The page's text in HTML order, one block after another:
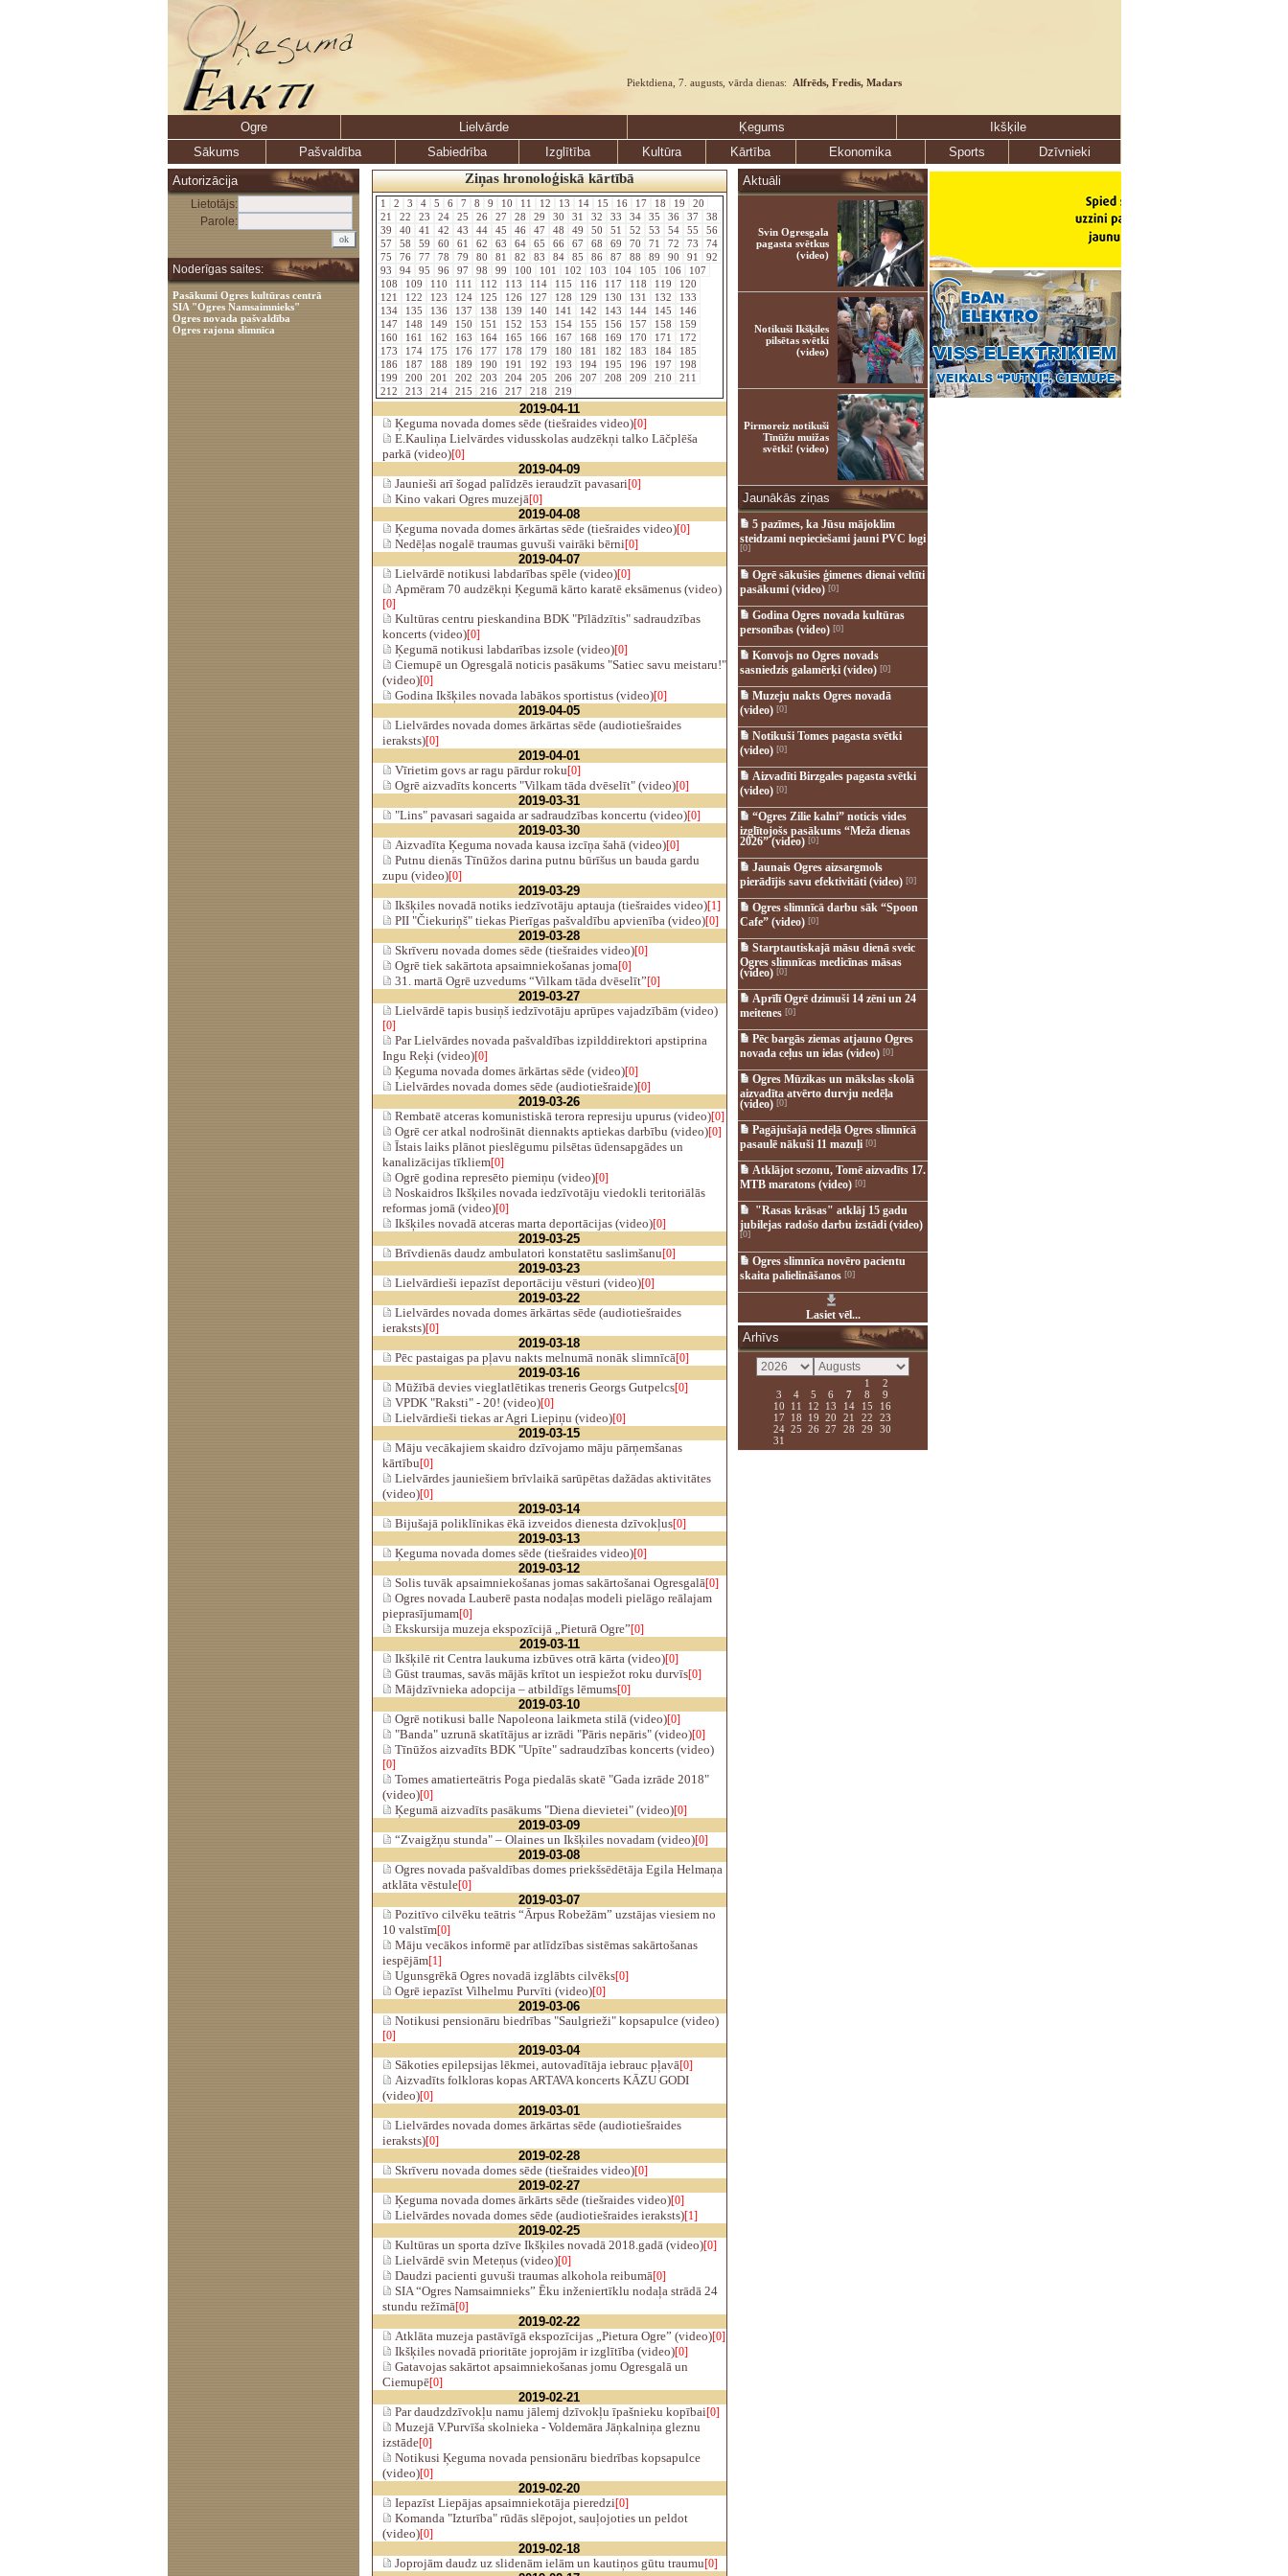
Piektdiena, 7. augusts, vārda dienas: Alfrēds, Fredis, Madars
Ogre Lielvārde Ķegums
Ikšķile
Sākums
Pašvaldība Sabiedrība Izglītība Kultūra Kārtība Ekonomika Sports
Dzīvnieki
Autorizācija
Lietotājs:
Parole:
Noderīgas saites:
Pasākumi Ogres kultūras centrā
SIA "Ogres Namsaimnieks"
Ogres novada pašvaldība
Ogres rajona slimnīca
Ziņas hronoloģiskā kārtībā
1 2 3 4 5 6 7 8 9 10 11 12 13 14 15 16 17 18 19
20
21
22 23 24 25 26 27 28 29 30 31 32 33 34 35 36 37
38
39
40 41 42 43 44 45 46 47 48 49 50 51 52 53 54 55
56
57
58 59 60 61 62 63 64 65 66 67 68 69 70 71 72 73
74
75
76 77 78 79 80 81 82 83 84 85 86 87 88 89 90 91
92
93
94 95 96 97 98 99 100 101 102 103 104 105 106
107
108
109 110 111 112 113 114 115 116 117 118 119
120
121
122 123 124 125 126 127 128 129 130 131 132
133
134
135 136 137 138 139 140 141 142 143 144 145
146
147
148 149 150 151 152 153 154 155 156 157 158
159
160
161 162 163 164 165 166 167 168 169 170 171
172
173
174 175 176 177 178 179 180 181 182 183 184
185
186
187 188 189 190 191 192 193 194 195 196 197
198
199
200 201 202 203 204 205 206 207 208 209 210
211
212
213 214 215 216 217 218 219
2019-04-11
Ķeguma novada domes sēde (tiešraides video)[0]
E.Kauliņa Lielvārdes vidusskolas audzēkņi talko Lāčplēša
parkā (video)[0]
2019-04-09
Jaunieši arī šogad palīdzēs ieraudzīt pavasari[0]
Kino vakari Ogres muzejā[0]
2019-04-08
Ķeguma novada domes ārkārtas sēde (tiešraides video)[0]
Nedēļas nogalē traumas guvuši vairāki bērni[0]
2019-04-07
Lielvārdē notikusi labdarības spēle (video)[0]
Apmēram 70 audzēkņi Ķegumā kārto karatē eksāmenus (video)
[0]
Kultūras centru pieskandina BDK "Pīlādzītis" sadraudzības
koncerts (video)[0]
Ķegumā notikusi labdarības izsole (video)[0]
Ciemupē un Ogresgalā noticis pasākums "Satiec savu meistaru!"
(video)[0]
Godina Ikšķiles novada labākos sportistus (video)[0]
2019-04-05
Lielvārdes novada domes ārkārtas sēde (audiotiešraides
ieraksts)[0]
2019-04-01
Vīrietim govs ar ragu pārdur roku[0]
Ogrē aizvadīts koncerts "Vilkam tāda dvēselīt" (video)[0]
2019-03-31
"Lins" pavasari sagaida ar sadraudzības koncertu (video)[0]
2019-03-30
Aizvadīta Ķeguma novada kausa izcīņa šahā (video)[0]
Putnu dienās Tīnūžos darina putnu būrīšus un bauda gardu
zupu (video)[0]
2019-03-29
Ikšķiles novadā notiks iedzīvotāju aptauja (tiešraides video)[1]
PII "Čiekuriņš" tiekas Pierīgas pašvaldību apvienība (video)[0]
2019-03-28
Skrīveru novada domes sēde (tiešraides video)[0]
Ogrē tiek sakārtota apsaimniekošanas joma[0]
31. martā Ogrē uzvedums “Vilkam tāda dvēselīt”[0]
2019-03-27
Lielvārdē tapis busiņš iedzīvotāju aprūpes vajadzībām (video)
[0]
Par Lielvārdes novada pašvaldības izpilddirektori apstiprina
Ingu Reķi (video)[0]
Ķeguma novada domes ārkārtas sēde (video)[0]
Lielvārdes novada domes sēde (audiotiešraide)[0]
2019-03-26
Rembatē atceras komunistiskā terora represiju upurus (video)[0]
Ogrē cer atkal nodrošināt diennakts aptiekas darbību (video)[0]
Īstais laiks plānot pieslēgumu pilsētas ūdensapgādes un
kanalizācijas tīkliem[0]
Ogrē godina represēto piemiņu (video)[0]
Noskaidros Ikšķiles novada iedzīvotāju viedokli teritoriālās
reformas jomā (video)[0]
Ikšķiles novadā atceras marta deportācijas (video)[0]
2019-03-25
Brīvdienās daudz ambulatori konstatētu saslimšanu[0]
2019-03-23
Lielvārdieši iepazīst deportāciju vēsturi (video)[0]
2019-03-22
Lielvārdes novada domes ārkārtas sēde (audiotiešraides
ieraksts)[0]
2019-03-18
Pēc pastaigas pa pļavu nakts melnumā nonāk slimnīcā[0]
2019-03-16
Mūžībā devies vieglatlētikas treneris Georgs Gutpelcs[0]
VPDK "Raksti" - 20! (video)[0]
Lielvārdieši tiekas ar Agri Liepiņu (video)[0]
2019-03-15
Māju vecākajiem skaidro dzīvojamo māju pārņemšanas
kārtību[0]
Lielvārdes jauniešiem brīvlaikā sarūpētas dažādas aktivitātes
(video)[0]
2019-03-14
Bijušajā poliklīnikas ēkā izveidos dienesta dzīvokļus[0]
2019-03-13
Ķeguma novada domes sēde (tiešraides video)[0]
2019-03-12
Solis tuvāk apsaimniekošanas jomas sakārtošanai Ogresgalā[0]
Ogres novada Lauberē pasta nodaļas modeli pielāgo reālajam
pieprasījumam[0]
Ekskursija muzeja ekspozīcijā „Pieturā Ogre”[0]
2019-03-11
Ikšķilē rit Centra laukuma izbūves otrā kārta (video)[0]
Gūst traumas, savās mājās krītot un iespiežot roku durvīs[0]
Mājdzīvnieka adopcija – atbildīgs lēmums[0]
2019-03-10
Ogrē notikusi balle Napoleona laikmeta stilā (video)[0]
"Banda" uzrunā skatītājus ar izrādi "Pāris nepāris" (video)[0]
Tīnūžos aizvadīts BDK "Upīte" sadraudzības koncerts (video)
[0]
Tomes amatierteātris Poga piedalās skatē "Gada izrāde 2018"
(video)[0]
Ķegumā aizvadīts pasākums "Diena dievietei" (video)[0]
2019-03-09
“Zvaigžņu stunda" – Olaines un Ikšķiles novadam (video)[0]
2019-03-08
Ogres novada pašvaldības domes priekšsēdētāja Egila Helmaņa
atklāta vēstule[0]
2019-03-07
Pozitīvo cilvēku teātris “Ārpus Robežām” uzstājas viesiem no
10 valstīm[0]
Māju vecākos informē par atlīdzības sistēmas sakārtošanas
iespējām[1]
Ugunsgrēkā Ogres novadā izglābts cilvēks[0]
Ogrē iepazīst Vilhelmu Purvīti (video)[0]
2019-03-06
Notikusi pensionāru biedrības "Saulgrieži" kopsapulce (video)
[0]
2019-03-04
Sākoties epilepsijas lēkmei, autovadītāja iebrauc pļavā[0]
Aizvadīts folkloras kopas ARTAVA koncerts KĀZU GODI
(video)[0]
2019-03-01
Lielvārdes novada domes ārkārtas sēde (audiotiešraides
ieraksts)[0]
2019-02-28
Skrīveru novada domes sēde (tiešraides video)[0]
2019-02-27
Ķeguma novada domes ārkārts sēde (tiešraides video)[0]
Lielvārdes novada domes sēde (audiotiešraides ieraksts)[1]
2019-02-25
Kultūras un sporta dzīve Ikšķiles novadā 2018.gadā (video)[0]
Lielvārdē svin Meteņus (video)[0]
Daudzi pacienti guvuši traumas alkohola reibumā[0]
SIA “Ogres Namsaimnieks” Ēku inženiertīklu nodaļa strādā 24
stundu režīmā[0]
2019-02-22
Atklāta muzeja pastāvīgā ekspozīcijas „Pietura Ogre” (video)[0]
Ikšķiles novadā prioritāte joprojām ir izglītība (video)[0]
Gatavojas sakārtot apsaimniekošanas jomu Ogresgalā un
Ciemupē[0]
2019-02-21
Par daudzdzīvokļu namu jālemj dzīvokļu īpašnieku kopībai[0]
Muzejā V.Purvīša skolnieka - Voldemāra Jāņkalniņa gleznu
izstāde[0]
Notikusi Ķeguma novada pensionāru biedrības kopsapulce
(video)[0]
2019-02-20
Iepazīst Liepājas apsaimniekotāja pieredzi[0]
Komanda "Izturība" rūdās slēpojot, sauļojoties un peldot
(video)[0]
2019-02-18
Joprojām daudz uz slidenām ielām un kautiņos gūtu traumu[0]
Aktuāli
Svin Ogresgala
pagasta svētkus
(video)
Notikuši Ikšķiles
pilsētas svētki
(video)
Pirmoreiz notikuši
Tīnūžu muižas
svētki! (video)
Jaunākās ziņas
5 pazīmes, ka Jūsu mājoklim
steidzami nepieciešami jauni PVC logi
[0]
Ogrē sākušies ģimenes dienai veltīti
pasākumi (video)[0]
Godina Ogres novada kultūras
personības (video)[0]
Konvojs no Ogres novads
sasniedzis galamērķi (video)[0]
Muzeju nakts Ogres novadā
(video)[0]
Notikuši Tomes pagasta svētki
(video)[0]
Aizvadīti Birzgales pagasta svētki
(video)[0]
“Ogres Zilie kalni” noticis vides
izglītojošs pasākums “Meža dienas
2026” (video)[0]
Jaunais Ogres aizsargmols
pierādījis savu efektivitāti (video)[0]
Ogres slimnīcā darbu sāk “Spoon
Cafe” (video)[0]
Starptautiskajā māsu dienā sveic
Ogres slimnīcas medicīnas māsas
(video)[0]
Aprīlī Ogrē dzimuši 14 zēni un 24
meitenes [0]
Pēc bargās ziemas atjauno Ogres
novada ceļus un ielas (video)[0]
Ogres Mūzikas un mākslas skolā
aizvadīta atvērto durvju nedēļa
(video)[0]
Pagājušajā nedēļā Ogres slimnīcā
pasaulē nākuši 11 mazuļi[0]
Atklājot sezonu, Tomē aizvadīts 17.
MTB maratons (video)[0]
"Rasas krāsas" atklāj 15 gadu
jubilejas radošo darbu izstādi (video)
[0]
Ogres slimnīca novēro pacientu
skaita palielināšanos [0]
Lasiet vēl...
Arhīvs
1
2
3
4 5 6 7 8
9
10
11 12 13 14 15
16
17
18 19 20 21 22
23
24 25 26 27 28 29
30
31